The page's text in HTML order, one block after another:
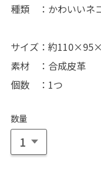
種類 ：かわいいネ
サイズ：約
素材 ：合成皮革
個数 ：1つ
数量